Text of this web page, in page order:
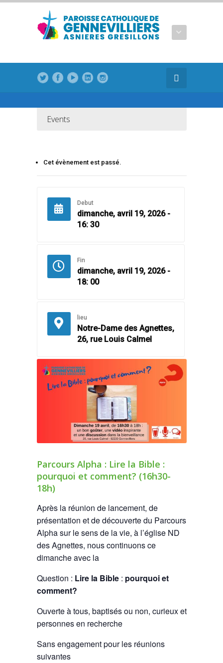
Events
Cet évènement est passé.
Debut
dimanche, avril 19, 2026 -
16: 30
Fin
dimanche, avril 19, 2026 -
18: 00
lieu
Notre-Dame des Agnettes,
26, rue Louis Calmel
Parcours Alpha : Lire la Bible :
pourquoi et comment? (16h30-
18h)
Après la réunion de lancement, de
présentation et de découverte du Parcours
Alpha sur le sens de la vie, à l’église ND
des Agnettes, nous continuons ce
dimanche avec la
Question : Lire la Bible: pourquoi et
comment?
Ouverte à tous, baptisés ou non, curieux et
personnes en recherche
Sans engagement pour les réunions
suivantes